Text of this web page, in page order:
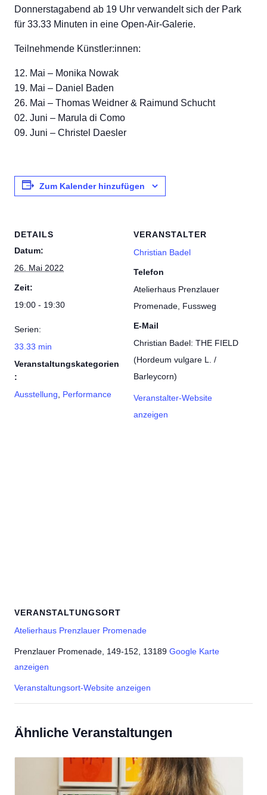
Donnerstagabend ab 19 Uhr verwandelt sich der Park
für 33.33 Minuten in eine Open-Air-Galerie.
Teilnehmende Künstler:innen:
12. Mai – Monika Nowak
19. Mai – Daniel Baden
26. Mai – Thomas Weidner & Raimund Schucht
02. Juni – Marula di Como
09. Juni – Christel Daesler
Zum Kalender hinzufügen
DETAILS
Datum:
26. Mai 2022
Zeit:
19:00 - 19:30
Serien:
33.33 min
Veranstaltungskategorien
:
Ausstellung
Performance
VERANSTALTER
Christian Badel
Telefon
Atelierhaus Prenzlauer
Promenade, Fussweg
E-Mail
Christian Badel: THE FIELD
(Hordeum vulgare L. /
Barleycorn)
Veranstalter-Website
anzeigen
VERANSTALTUNGSORT
Atelierhaus Prenzlauer Promenade
Prenzlauer Promenade, 149-152, 13189 Google Karte
anzeigen
Veranstaltungsort-Website anzeigen
Ähnliche Veranstaltungen